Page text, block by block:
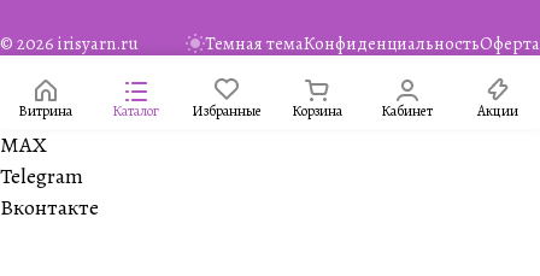
© 2026 irisyarn.ru Темная темаКонфиденциальностьОферта
Витрина Каталог Избранные Корзина Кабинет Акции
MAX
Telegram
Вконтакте